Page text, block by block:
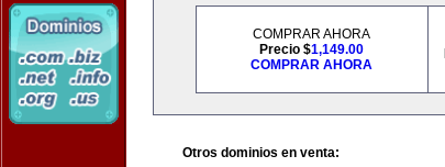
COMPRAR AHORA
Precio $1,149.00
COMPRAR AHORA
Otros dominios en venta: